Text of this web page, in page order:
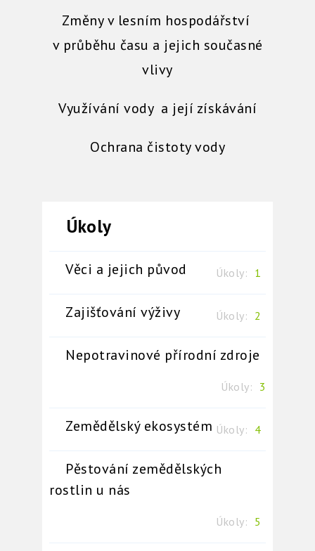
Změny v lesním hospodářství
v průběhu času a jejich současné
vlivy
Využívání vody a její získávání
Ochrana čistoty vody
Věci a jejich původ Úkoly: 1
Zajišťování výživy Úkoly: 2
Nepotravinové přírodní zdroje
Úkoly: 3
Zemědělský ekosystém Úkoly: 4
Pěstování zemědělských
rostlin u nás
Úkoly: 5